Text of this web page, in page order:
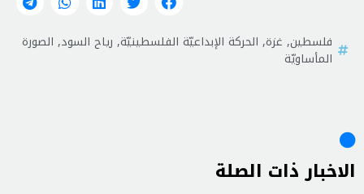
فلسطين, غزة, الحركة الإبداعيّة الفلسطينيّة, رياح السود, الصورة
المأساويّة
الاخبار ذات الصلة